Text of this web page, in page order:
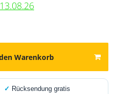
Warenkorb
✓ Rücksendung gratis